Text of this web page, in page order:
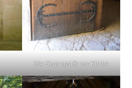
Die Eingangstür zur Kirche